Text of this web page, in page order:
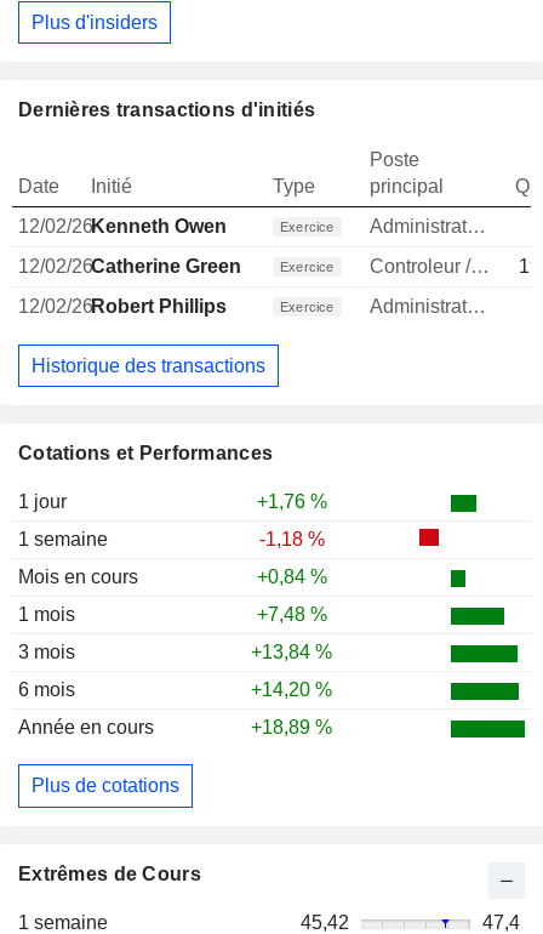
Cotations et Performances
1 jour
+1,76 %
1 semaine
-1,18 %
Mois en cours
+0,84 %
1 mois
+7,48 %
3 mois
+13,84 %
6 mois
+14,20 %
Année en cours
+18,89 %
Plus de cotations
Extrêmes de Cours
1 semaine 45,42
47,4
Plus d'insiders
Dernières transactions d'initiés
Date Initié Type
Poste
principal
12/02/26Kenneth Owen Exercice Administrateur
12/02/26Catherine Green Exercice Controleur / auditeur
12/02/26Robert Phillips Exercice Administrateur
Historique des transactions